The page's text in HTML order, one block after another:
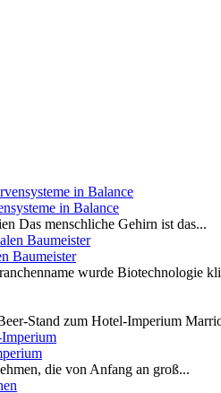
in Balance
Das menschliche Gehirn ist das...
Baumeister
wurde Biotechnologie
Stand zum Hotel-Imperium
die von Anfang an groß...